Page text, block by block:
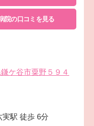
院の口コミを見る
ケ谷市粟野５９４
駅 徒歩 6分